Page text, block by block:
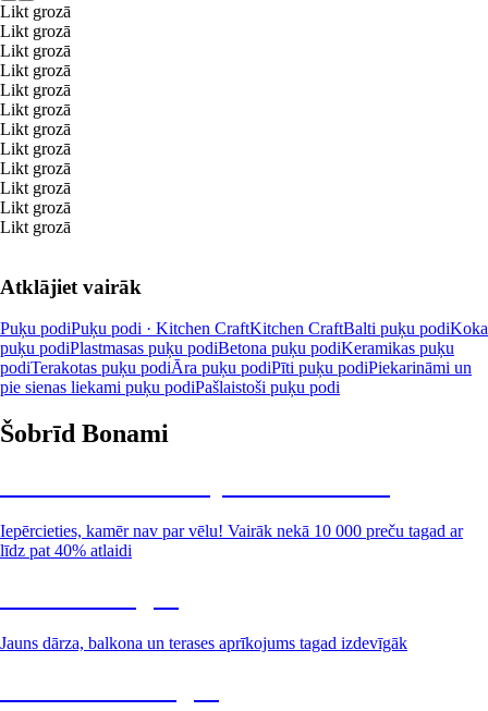
Likt grozā
Likt grozā
Likt grozā
Likt grozā
Likt grozā
Likt grozā
Likt grozā
Likt grozā
Likt grozā
Likt grozā
Likt grozā
Likt grozā
Atklājiet vairāk
Puķu podiPuķu podi · Kitchen CraftKitchen CraftBalti puķu podiKoka
puķu podiPlastmasas puķu podiBetona puķu podiKeramikas puķu
podiTerakotas puķu podiĀra puķu podiPīti puķu podiPiekarināmi un
pie sienas liekami puķu podiPašlaistoši puķu podi
Šobrīd Bonami
Iepērcieties, kamēr nav par vēlu! Vairāk nekā 10 000 preču tagad ar
līdz pat 40% atlaidi
Jauns dārza, balkona un terases aprīkojums tagad izdevīgāk